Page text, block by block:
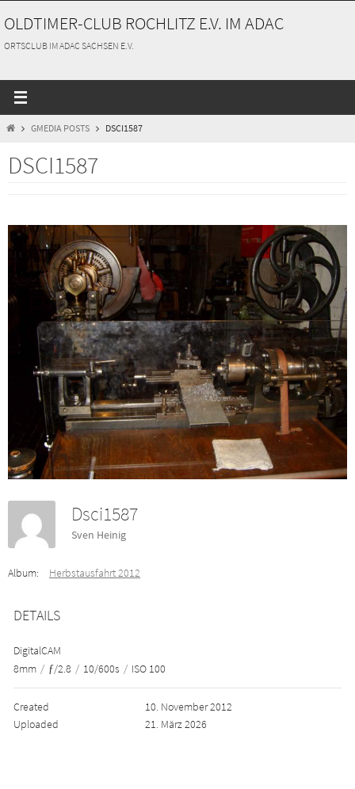
Inhalt
springen
OLDTIMER-CLUB ROCHLITZ E.V. IM ADAC
ORTSCLUB IM ADAC SACHSEN E.V.
STARTGMEDIA POSTS DSCI1587
DSCI1587
Dsci1587
Sven Heinig
Album: Herbstausfahrt 2012
DETAILS
DigitalCAM
8mm / ƒ/2.8 / 10/600s / ISO 100
Created
10. November 2012
Uploaded
21. März 2026